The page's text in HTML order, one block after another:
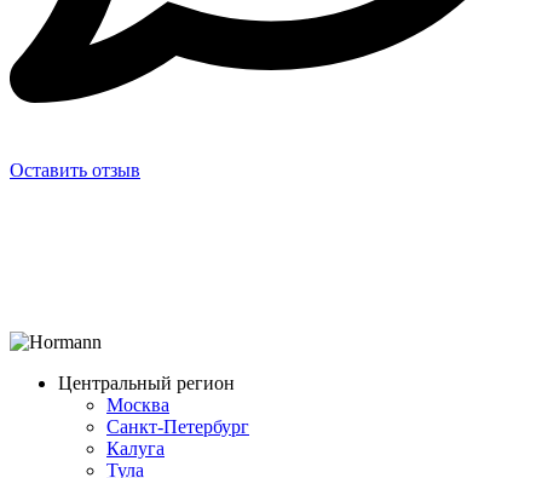
Оставить отзыв
Центральный регион
Москва
Санкт-Петербург
Калуга
Тула